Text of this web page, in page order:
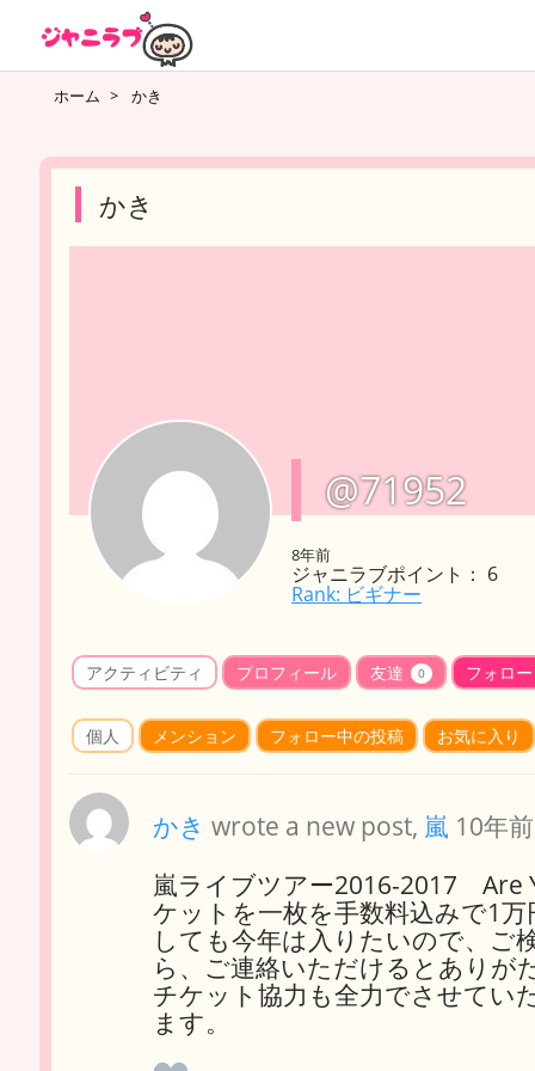
ホーム > かき
かき
@71952
8年前
ジャニラブポイント： 6
Rank: ビギナー
アクティビティ プロフィール 友達 0 フォロー
個人 メンション フォロー中の投稿 お気に入り
かき wrote a new post, 嵐 10年前
嵐ライブツアー2016-2017 Are
ケットを一枚を手数料込みで1
しても今年は入りたいので、ご
ら、ご連絡いただけるとありが
チケット協力も全力でさせてい
ます。